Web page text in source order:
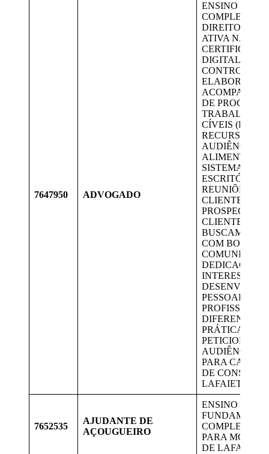
7647950 ADVOGADO
ENSINO
COMPLETO
DIREITO;
ATIVA NA
CERTIFICADO
DIGITAL.
CONTROLE,
DE
CÍVEIS
RECURSOS E
AUDIÊNCIAS);
ALIMENTAR O
SISTEMA
ESCRITÓRIO;
REUNIÕES
CLIENTES;
PROSPECÇÃO
CLIENTES;
BUSCAMOS
COM BOA
DEDICAÇÃO E
INTERESSE
PESSOAL E
PRÁTICA EM
AUDIÊNCIAS.
PARA
DE
LAFAIETE.
7652535
AJUDANTE DE
AÇOUGUEIRO
ENSINO
COMPLETO,
PARA
DE LAFAIETE.